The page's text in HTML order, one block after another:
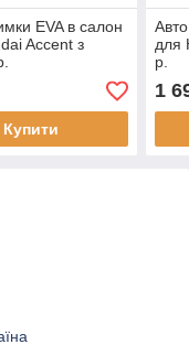
EVA в салон
Accent з
Купити
для
р.
1